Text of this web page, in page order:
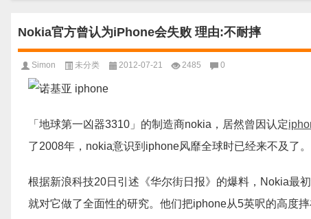
Nokia官方曾认为iPhone会失败 理由:不耐摔
Simon 未分类 2012-07-21 2485 0
「地球第一凶器3310」的制造商nokia，居然曾因认定
了2008年，nokia意识到iphone风靡全球时已经来不及了。
根据新浪科技20日引述《华尔街日报》的爆料，Nokia最
就对它做了全面性的研究。他们把iphone从5英呎的高度